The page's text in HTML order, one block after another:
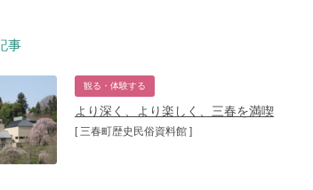
事
観る・体験する
より深く、より楽しく、三春を満喫
[ 三春町歴史民俗資料館 ]